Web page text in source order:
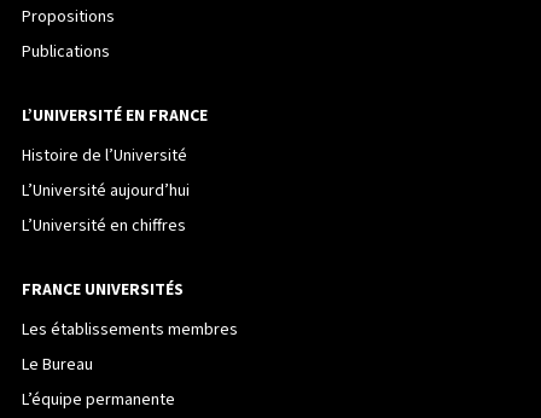
Propositions
Publications
L’UNIVERSITÉ EN FRANCE
Histoire de l’Université
L’Université aujourd’hui
L’Université en chiffres
FRANCE UNIVERSITÉS
Les établissements membres
Le Bureau
L’équipe permanente